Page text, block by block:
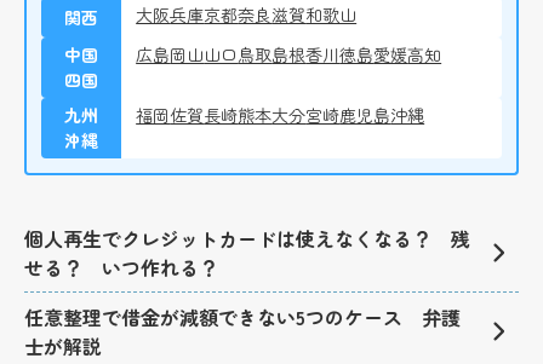
関西
大阪兵庫京都奈良滋賀和歌山
中国
四国
広島岡山山口鳥取島根香川徳島愛媛高知
九州
沖縄
福岡佐賀長崎熊本大分宮崎鹿児島沖縄
個人再生でクレジットカードは使えなくなる？ 残
せる？ いつ作れる？
任意整理で借金が減額できない5つのケース 弁護
士が解説